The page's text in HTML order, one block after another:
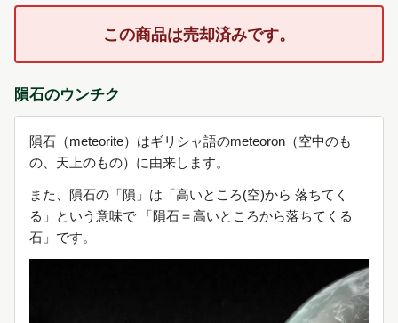
この商品は売却済みです。
隕石のウンチク
隕石（meteorite）はギリシャ語のmeteoron（空中のも
の、天上のもの）に由来します。
また、隕石の「隕」は「高いところ(空)から 落ちてく
る」という意味で 「隕石＝高いところから落ちてくる
石」です。